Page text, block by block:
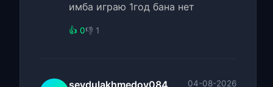
имба играю 1год бана нет
👍 0👎 1
04-08-2026